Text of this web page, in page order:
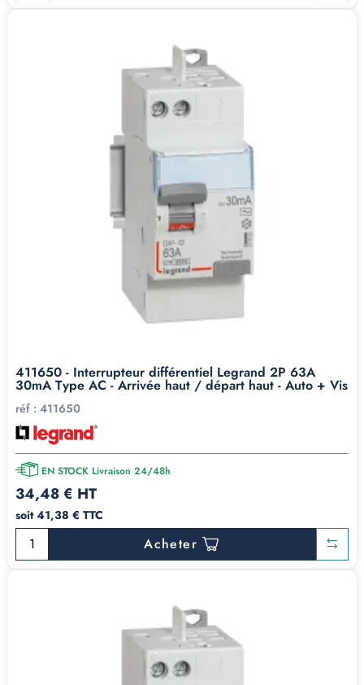
411650 - Interrupteur différentiel Legrand 2P 63A
30mA Type AC - Arrivée haut / départ haut - Auto + Vis
réf : 411650
EN STOCK Livraison 24/48h
34,48 € HT
soit 41,38 € TTC
Acheter